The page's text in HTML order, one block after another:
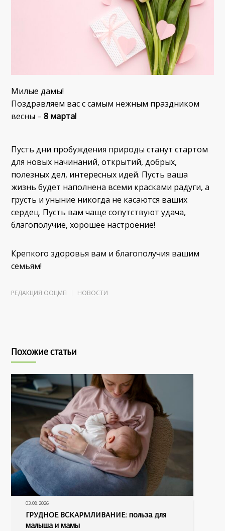
Милые дамы!
Поздравляем вас с самым нежным праздником
весны –8 марта!
Пусть дни пробуждения природы станут стартом
для новых начинаний, открытий, добрых,
полезных дел, интересных идей. Пусть ваша
жизнь будет наполнена всеми красками радуги, а
грусть и уныние никогда не касаются ваших
сердец. Пусть вам чаще сопутствуют удача,
благополучие, хорошее настроение!
Крепкого здоровья вам и благополучия вашим
семьям!
РЕДАКЦИЯ ООЦМП НОВОСТИ
Похожие статьи
03.08.2026
ГРУДНОЕ ВСКАРМЛИВАНИЕ: польза для
малыша и мамы